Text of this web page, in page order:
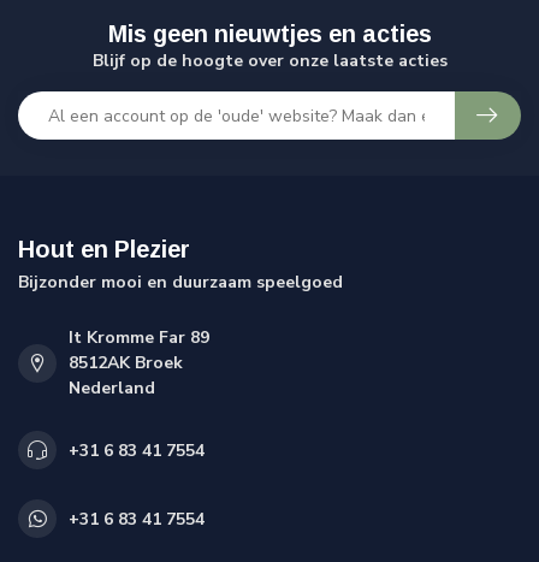
Mis geen nieuwtjes en acties
Blijf op de hoogte over onze laatste acties
Hout en Plezier
Bijzonder mooi en duurzaam speelgoed
It Kromme Far 89
8512AK Broek
Nederland
+31 6 83 41 7554
+31 6 83 41 7554